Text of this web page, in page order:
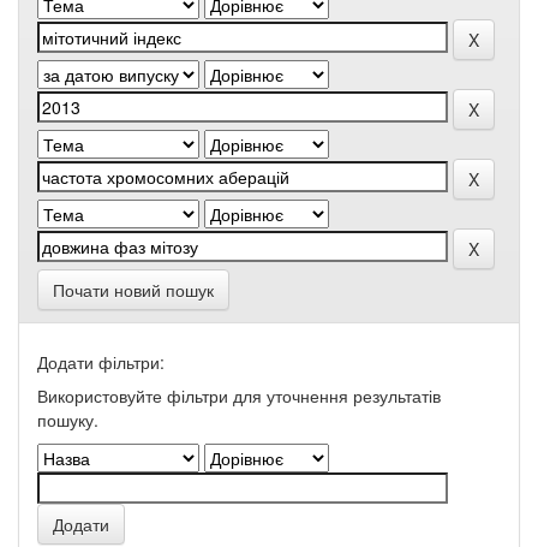
Почати новий пошук
Додати фільтри:
Використовуйте фільтри для уточнення результатів
пошуку.